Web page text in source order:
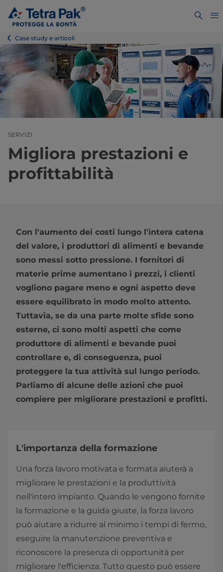
Case study e articoli
SERVIZI
Migliora prestazioni e
profittabilità
Con l'aumento dei costi lungo l'intera catena
del valore, i produttori di alimenti e bevande
sono messi sotto pressione. I fornitori di
materie prime aumentano i prezzi, i clienti
vogliono pagare meno e ogni aspetto deve
essere equilibrato in modo molto attento.
Tuttavia, se da una parte molte sfide sono
esterne, ci sono molti aspetti che come
produttore di alimenti e bevande puoi
controllare e, di conseguenza, puoi
proteggere la tua attività sul lungo periodo.
Parliamo di alcune delle azioni che puoi
compiere per migliorare prestazioni e profitti.
L'importanza della formazione
Una forza lavoro motivata e formata aiuterà a
migliorare le prestazioni e la produttività
nell'intero impianto. Quando le vengono fornite
la formazione e la guida giuste, la forza lavoro
può aiutare a ridurre al minimo i tempi di fermo,
eseguire la manutenzione preventiva e
riconoscere la presenza di opportunità per
migliorare l'efficienza. Tutto questo può essere